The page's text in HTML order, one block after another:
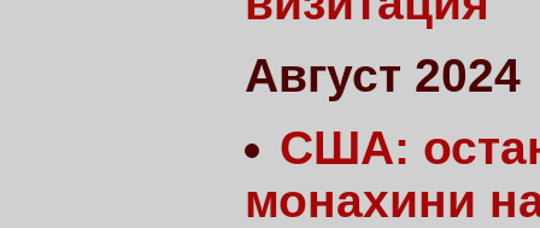
Август 2024
США:
монахини